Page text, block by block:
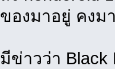
ของมาอยู่ คงม
มีข่าวว่า Black